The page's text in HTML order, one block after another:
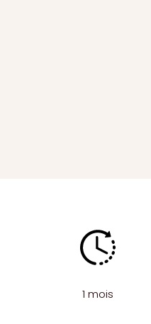
1 mois